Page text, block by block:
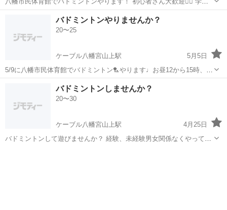
時代やっていた新卒の方もお待ちしてます✨ 経験者さんがいると心強
いです！ ご質問があればお気軽にメッセージください📩
寺田駅 バドミントン
バドミントンやりませんか？
20〜25
ケーブル八幡宮山上駅
5月5日
5/9に八幡市民体育館でバドミントン🏸やります♩お昼12から15時、2
部制 参加費500円でラケット無料貸出しあります〜良ければ友達同士
ケーブル八幡宮山上駅
バドミントンしませんか？
20〜30
ケーブル八幡宮山上駅
4月25日
バドミントンして遊びませんか？ 経験、未経験男女関係なくやってみ